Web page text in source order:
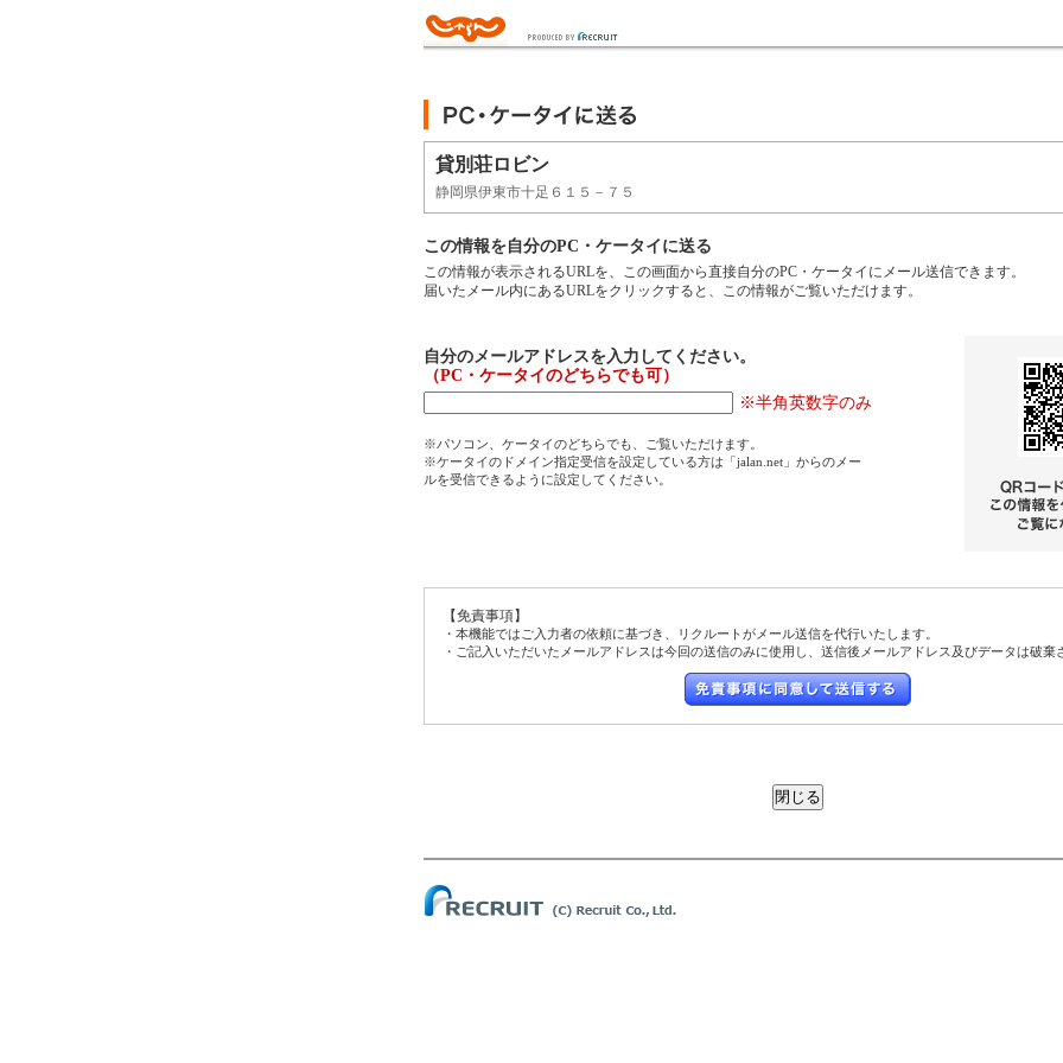
貸別荘ロビン
静岡県伊東市十足６１５－７５
この情報を自分のPC・ケータイに送る
この情報が表示されるURLを、この画面から直接自分のPC・ケータイにメール送信できます。
届いたメール内にあるURLをクリックすると、この情報がご覧いただけます。
自分のメールアドレスを入力してください。
（PC・ケータイのどちらでも可）
※半角英数字のみ
※パソコン、ケータイのどちらでも、ご覧いただけます。
※ケータイのドメイン指定受信を設定している方は「jalan.net」からのメー
ルを受信できるように設定してください。
【免責事項】
・本機能ではご入力者の依頼に基づき、リクルートがメール送信を代行いたします。
・ご記入いただいたメールアドレスは今回の送信のみに使用し、送信後メールアドレス及びデータは破棄